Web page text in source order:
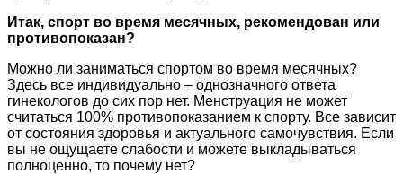
Итак, спорт во время месячных, рекомендован или
противопоказан?
Можно ли заниматься спортом во время месячных?
Здесь все индивидуально – однозначного ответа
гинекологов до сих пор нет. Менструация не может
считаться 100% противопоказанием к спорту. Все зависит
от состояния здоровья и актуального самочувствия. Если
вы не ощущаете слабости и можете выкладываться
полноценно, то почему нет?